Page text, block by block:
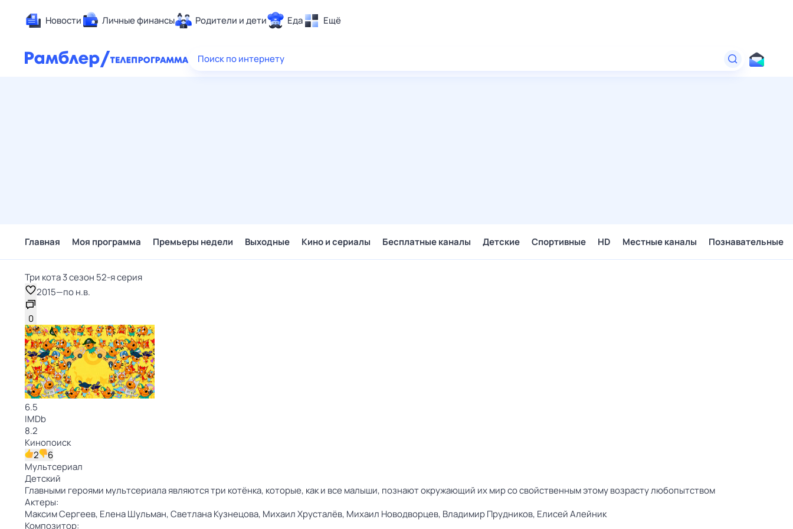
Новости Личные финансы Родители и дети Еда Ещё
Здоровье
Поиск по интернету
Главная Моя программа Премьеры недели Выходные Кино и сериалы Бесплатные каналы Детские Спортивные HD Местные каналы Познавательные
Три кота 3 сезон 52-я серия
2015—по н.в.
0
6.5
IMDb
8.2
Кинопоиск
2
6
Мультсериал
Детский
Главными героями мультсериала являются три котёнка, которые, как и все малыши, познают окружающий их мир со свойственным этому возрасту любопытством
Актеры:
Максим Сергеев, Елена Шульман,Светлана Кузнецова, Михаил Хрусталёв, Михаил Новодворцев, Владимир Прудников, Елисей Алейник
Композитор: